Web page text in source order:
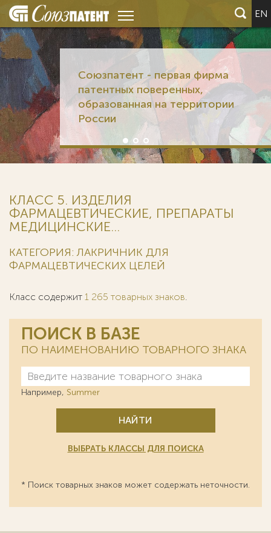
EN
Союзпатент - первая фирма
патентных поверенных,
образованная на территории
России
КЛАСС 5. ИЗДЕЛИЯ
ФАРМАЦЕВТИЧЕСКИЕ, ПРЕПАРАТЫ
МЕДИЦИНСКИЕ...
КАТЕГОРИЯ: ЛАКРИЧНИК ДЛЯ
ФАРМАЦЕВТИЧЕСКИХ ЦЕЛЕЙ
Класс содержит 1 265 товарных знаков.
ПОИСК В БАЗЕ
ПО НАИМЕНОВАНИЮ ТОВАРНОГО ЗНАКА
Например, Summer
НАЙТИ
ВЫБРАТЬ КЛАССЫ ДЛЯ ПОИСКА
* Поиск товарных знаков может содержать неточности.